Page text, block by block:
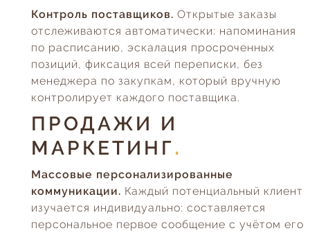
Контроль поставщиков. Открытые заказы
отслеживаются автоматически: напоминания
по расписанию, эскалация просроченных
позиций, фиксация всей переписки, без
менеджера по закупкам, который вручную
контролирует каждого поставщика.
ПРОДАЖИ И
МАРКЕТИНГ
Массовые персонализированные
коммуникации. Каждый потенциальный клиент
изучается индивидуально: составляется
персональное первое сообщение с учётом его